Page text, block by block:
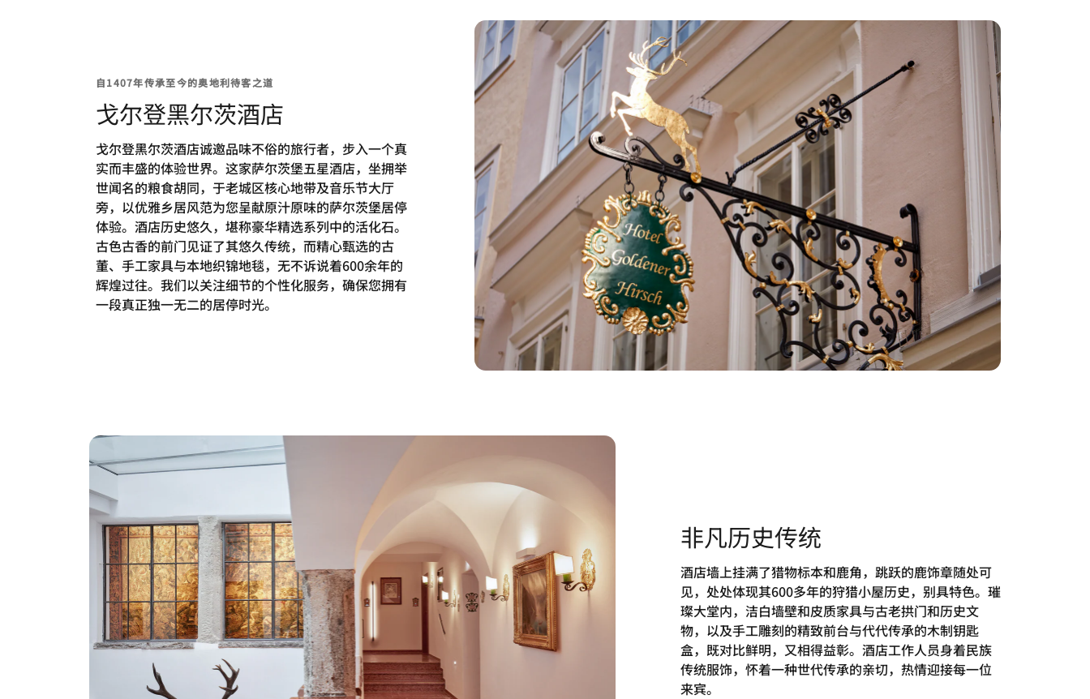
自1407年传承至今的奥地利待客之道
戈尔登黑尔茨酒店
戈尔登黑尔茨酒店诚邀品味不俗的旅行者，步入一个真
实而丰盛的体验世界。这家萨尔茨堡五星酒店，坐拥举
世闻名的粮食胡同，于老城区核心地带及音乐节大厅
旁，以优雅乡居风范为您呈献原汁原味的萨尔茨堡居停
体验。酒店历史悠久，堪称豪华精选系列中的活化石。
古色古香的前门见证了其悠久传统，而精心甄选的古
董、手工家具与本地织锦地毯，无不诉说着600余年的
辉煌过往。我们以关注细节的个性化服务，确保您拥有
一段真正独一无二的居停时光。
非凡历史传统
酒店墙上挂满了猎物标本和鹿角，跳跃的鹿饰章随处可
见，处处体现其600多年的狩猎小屋历史，别具特色。璀
璨大堂内，洁白墙壁和皮质家具与古老拱门和历史文
物，以及手工雕刻的精致前台与代代传承的木制钥匙
盒，既对比鲜明，又相得益彰。酒店工作人员身着民族
传统服饰，怀着一种世代传承的亲切，热情迎接每一位
来宾。